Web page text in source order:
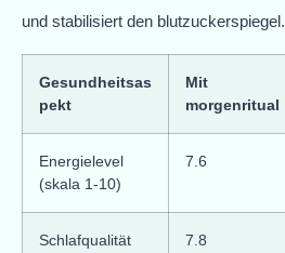
und stabilisiert den blutzuckerspiegel.
Gesundheitsas
pekt
Mit
morgenritual
Energielevel
(skala 1-10)
7.6
Schlafqualität 7.8